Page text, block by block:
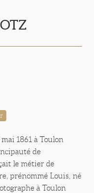
1861 à Toulon
de
le métier de
prénommé Louis, né
à Toulon